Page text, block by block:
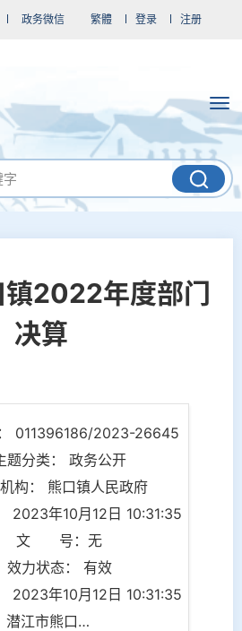
政务微信 繁體 登录 注册
2022年度部门
决算
011396186/2023-26645
题分类： 政务公开
构： 熊口镇人民政府
2023年10月12日 10:31:35
文 号：无
效力状态： 有效
2023年10月12日 10:31:35
名 称： 潜江市熊口镇2022年度部门决算